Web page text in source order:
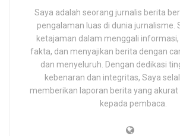
Saya adalah seorang jurnalis berita
pengalaman luas di dunia jurnalisme.
ketajaman dalam menggali
fakta, dan menyajikan berita dengan
dan menyeluruh. Dengan dedikasi
kebenaran dan integritas, Saya
memberikan laporan berita yang
kepada pembaca.